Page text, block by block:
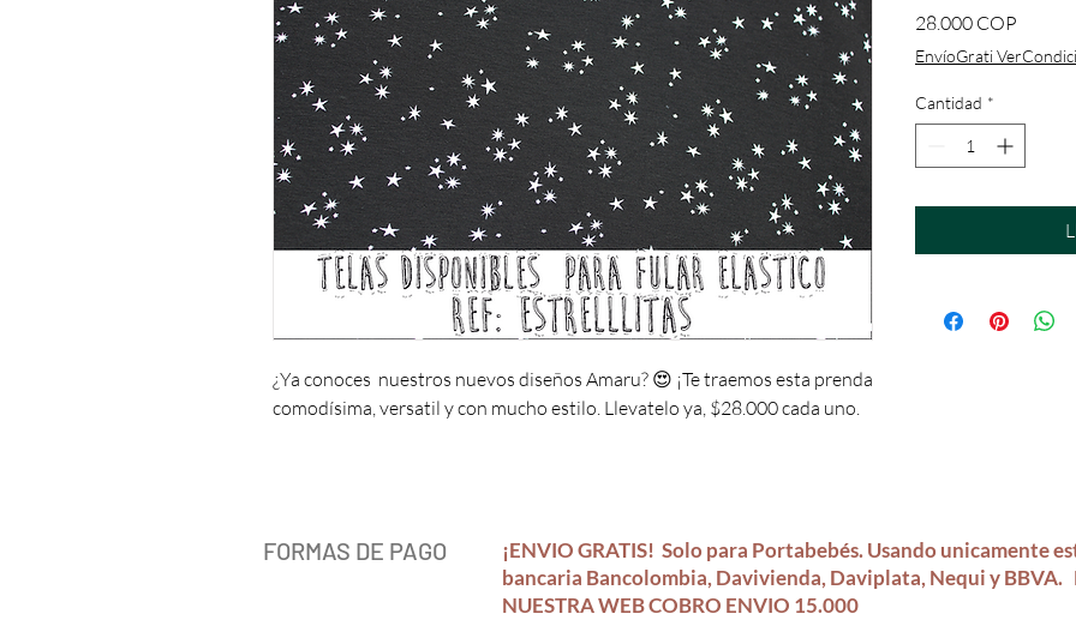
¿Ya conoces nuestros nuevos diseños Amaru? 😍 ¡Te traemos esta prenda
comodísima, versatil y con mucho estilo. Llevatelo ya, $28.000 cada uno.
28.000 COP
EnvíoGrati
Cantidad *
FORMAS DE PAGO ¡ENVIO GRATIS! Solo para Portabebés.Usando unicamente
bancaria Bancolombia, Davivienda, Daviplata, Nequi y BBVA.
NUESTRA WEB COBRO ENVIO 15.000